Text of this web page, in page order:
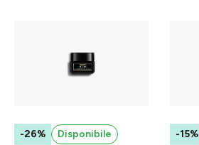
-26%
Disponibile
-15%